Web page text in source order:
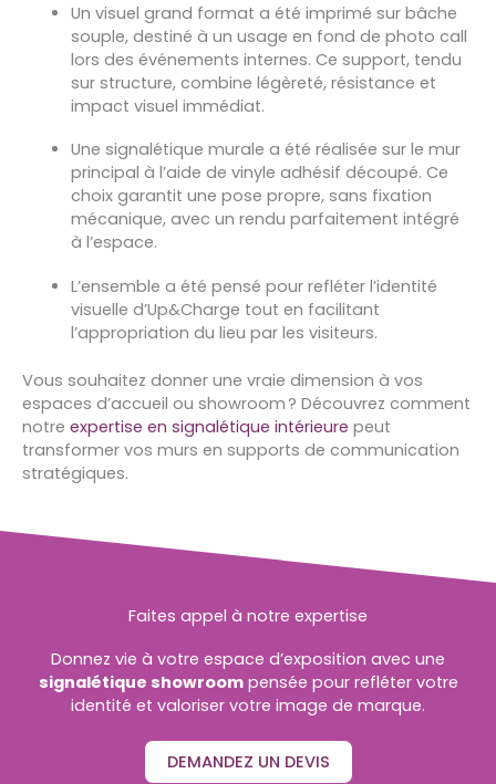
Un visuel grand format a été imprimé sur bâche
souple, destiné à un usage en fond de photo call
lors des événements internes. Ce support, tendu
sur structure, combine légèreté, résistance et
impact visuel immédiat.
Une signalétique murale a été réalisée sur le mur
principal à l’aide de vinyle adhésif découpé. Ce
choix garantit une pose propre, sans fixation
mécanique, avec un rendu parfaitement intégré
à l’espace.
L’ensemble a été pensé pour refléter l’identité
visuelle d’Up&Charge tout en facilitant
l’appropriation du lieu par les visiteurs.
Vous souhaitez donner une vraie dimension à vos
espaces d’accueil ou showroom ? Découvrez comment
notre expertise en signalétique intérieure peut
transformer vos murs en supports de communication
stratégiques.
Faites appel à notre expertise
Donnez vie à votre espace d’exposition avec une
signalétique showroompensée pour refléter votre
identité et valoriser votre image de marque.
DEMANDEZ UN DEVIS